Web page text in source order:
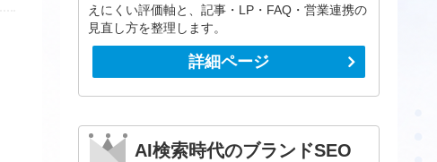
えにくい評価軸と、記事・LP・FAQ・営業連携の
見直し方を整理します。
詳細ページ
AI検索時代のブランドSEO